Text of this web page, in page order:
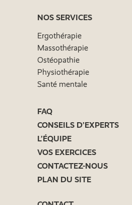
NOS SERVICES
Ergothérapie
Massothérapie
Ostéopathie
Physiothérapie
Santé mentale
FAQ
CONSEILS D’EXPERTS
L’ÉQUIPE
VOS EXERCICES
CONTACTEZ-NOUS
PLAN DU SITE